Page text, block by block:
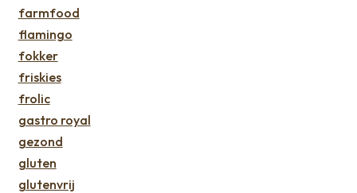
farmfood
flamingo
fokker
friskies
frolic
gastro royal
gezond
gluten
glutenvrij